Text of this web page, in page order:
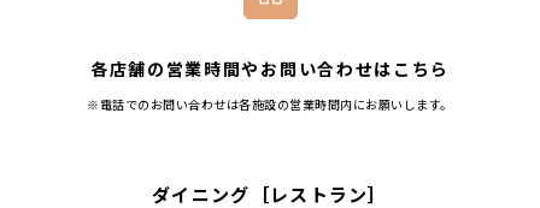
各店舗の営業時間やお問い合わせはこちら
※電話でのお問い合わせは各施設の営業時間内にお願いします。
ダイニング［レストラン］